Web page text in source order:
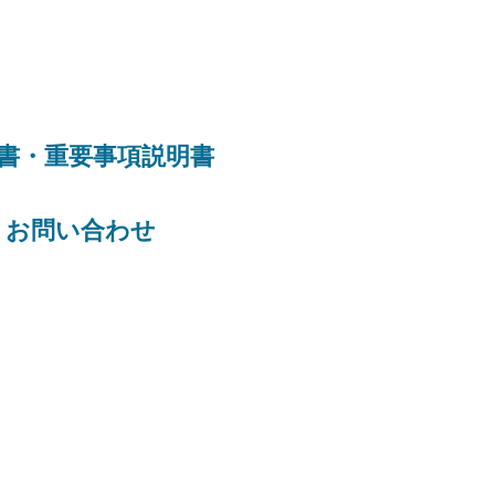
・重要事項説明書​
​お問い合わせ